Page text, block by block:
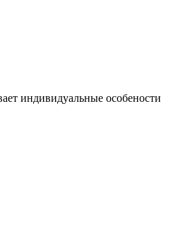
индивидуальные особености